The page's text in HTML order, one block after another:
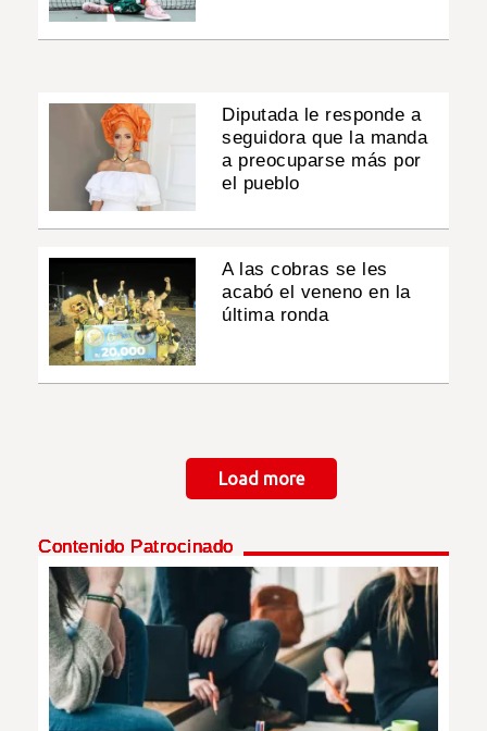
Diputada le responde a
seguidora que la manda
a preocuparse más por
el pueblo
A las cobras se les
acabó el veneno en la
última ronda
Load more
Contenido Patrocinado